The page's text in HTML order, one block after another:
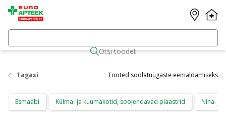
Otsi toodet
Tagasi Tooted soolatüügaste eemaldamiseks
Esmaabi Külma- ja kuumakotid, soojendavad plaastrid Nina- ja